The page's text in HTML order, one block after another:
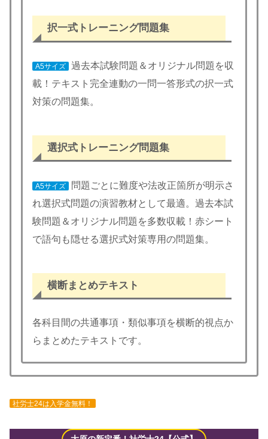
択一式トレーニング問題集
A5サイズ
過去本試験問題＆オリジナル問題を収
載！テキスト完全連動の一問一答形式の択一式
対策の問題集。
選択式トレーニング問題集
A5サイズ
問題ごとに難度や法改正箇所が明示さ
れ選択式問題の演習教材として最適。過去本試
験問題＆オリジナル問題を多数収載！赤シート
で語句も隠せる選択式対策専用の問題集。
横断まとめテキスト
各科目間の共通事項・類似事項を横断的視点か
らまとめたテキストです。
社労士24は入学金無料！